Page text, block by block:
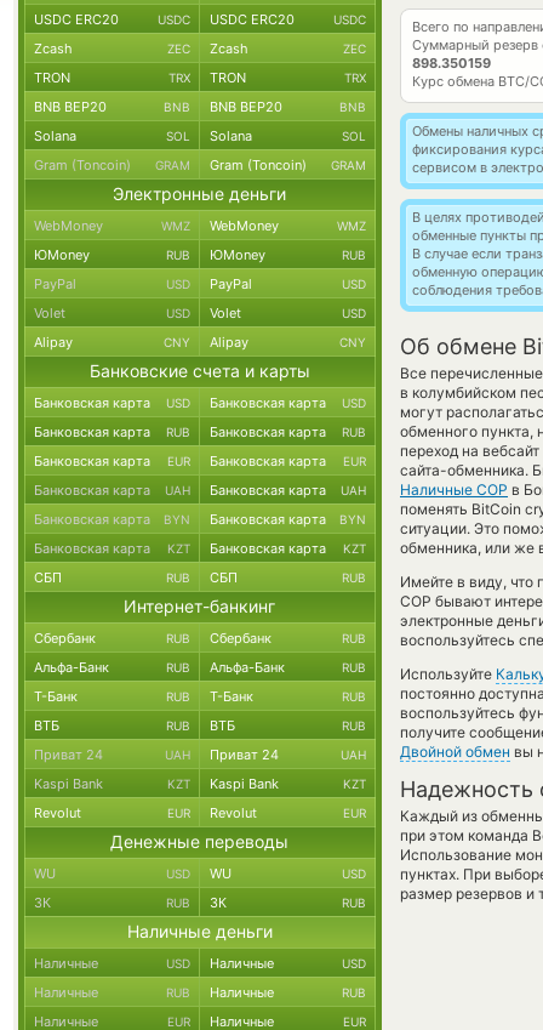
Всего по
Суммарный резерв
898.350159
Курс обмена BTC/
Обмены наличных
фиксирования
сервисом в
В целях
обменные пункты
В случае если
обменную
соблюдения
Об обмене
Все
в колумбийском
могут
обменного пункта,
переход на
сайта-обменника.
Наличные COP в
поменять BitCoin
ситуации. Это
обменника, или же
Имейте в виду, что
COP бывают
электронные
воспользуйтесь
Используйте
постоянно
воспользуйтесь
получите
Двойной обмен вы
Надежность
Каждый из
при этом команда
Использование
пунктах. При
размер резервов и
USDC ERC20 USDC USDC ERC20 USDC
Zcash ZEC Zcash ZEC
TRON TRX TRON TRX
BNB BEP20 BNB BNB BEP20 BNB
Solana SOL Solana SOL
Gram (Toncoin) GRAM Gram (Toncoin) GRAM
Электронные деньги
WebMoney WMZ WebMoney WMZ
ЮMoney RUB ЮMoney RUB
PayPal USD PayPal USD
Volet USD Volet USD
Alipay CNY Alipay CNY
Банковские счета и карты
Банковская карта USD Банковская карта USD
Банковская карта RUB Банковская карта RUB
Банковская карта EUR Банковская карта EUR
Банковская карта UAH Банковская карта UAH
Банковская карта BYN Банковская карта BYN
Банковская карта KZT Банковская карта KZT
СБП RUB СБП RUB
Интернет-банкинг
Сбербанк RUB Сбербанк RUB
Альфа-Банк RUB Альфа-Банк RUB
Т-Банк RUB Т-Банк RUB
ВТБ RUB ВТБ RUB
Приват 24 UAH Приват 24 UAH
Kaspi Bank KZT Kaspi Bank KZT
Revolut EUR Revolut EUR
Денежные переводы
WU USD WU USD
ЗК RUB ЗК RUB
Наличные деньги
Наличные USD Наличные USD
Наличные RUB Наличные RUB
Наличные EUR Наличные EUR